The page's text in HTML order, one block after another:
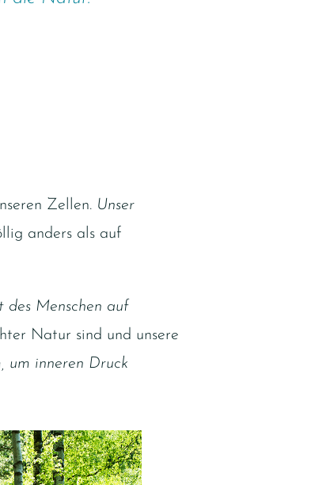
Zellen. Unser
anders als auf
des Menschen auf
Natur sind und unsere
um inneren Druck